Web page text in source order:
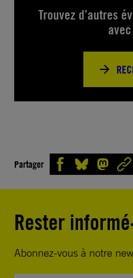
Trouvez d’autres
Partager
Rester
Abonnez-vous à notre